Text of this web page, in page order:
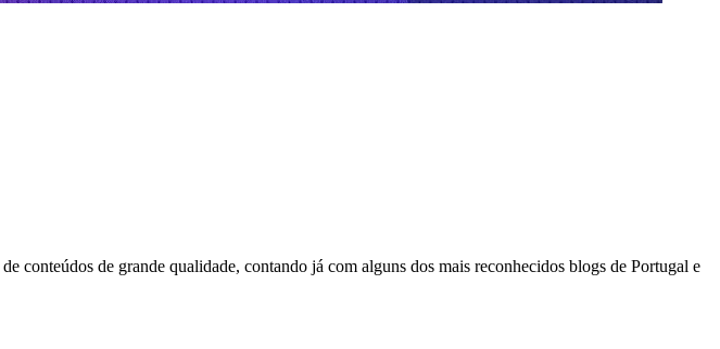
conteúdos de grande qualidade, contando já com alguns dos mais reconhecidos blogs de Portugal e